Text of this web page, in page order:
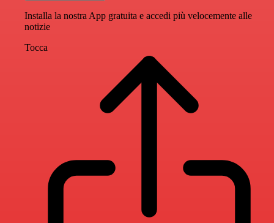
Installa la nostra App gratuita e accedi più velocemente alle
notizie
Tocca